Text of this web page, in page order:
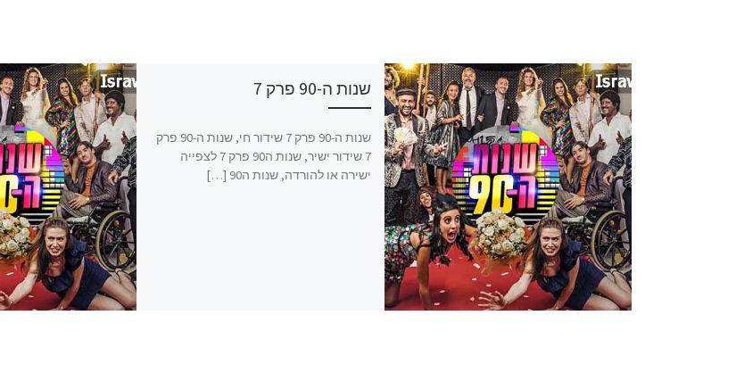
שנות ה-90 פרק 7
שנות ה-90 פרק 7 שידור חי, שנות ה-90 פרק
7 שידור ישיר, שנות ה90 פרק 7 לצפייה
ישירה או להורדה, שנות ה90 […]